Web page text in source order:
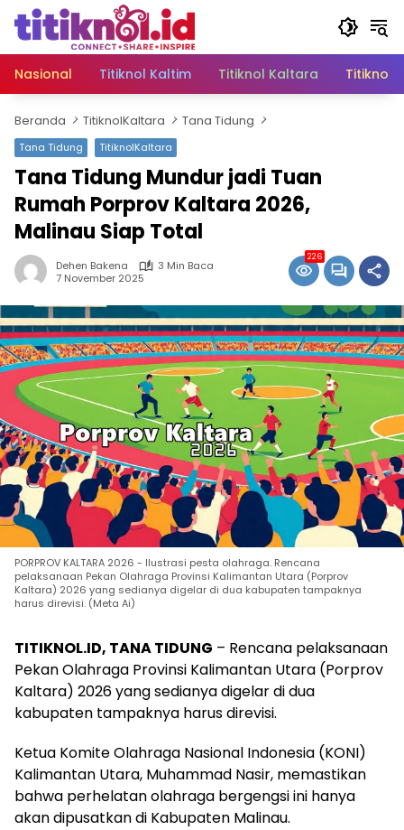
Langsung
konten
Nasional
Titiknol Kaltim Titiknol Kaltara Titiknol
Beranda TitiknolKaltara Tana Tidung
Tana Tidung TitiknolKaltara
Tana Tidung Mundur jadi Tuan
Rumah Porprov Kaltara 2026,
Malinau Siap Total
Dehen Bakena
3 Min Baca
7 November 2025
226
PORPROV KALTARA 2026 - Ilustrasi pesta olahraga. Rencana
pelaksanaan Pekan Olahraga Provinsi Kalimantan Utara (Porprov
Kaltara) 2026 yang sedianya digelar di dua kabupaten tampaknya
harus direvisi. (Meta Ai)
TITIKNOL.ID, TANA TIDUNG – Rencana pelaksanaan
Pekan Olahraga Provinsi Kalimantan Utara (Porprov
Kaltara) 2026 yang sedianya digelar di dua
kabupaten tampaknya harus direvisi.
Ketua Komite Olahraga Nasional Indonesia (KONI)
Kalimantan Utara, Muhammad Nasir, memastikan
bahwa perhelatan olahraga bergengsi ini hanya
akan dipusatkan di Kabupaten Malinau.